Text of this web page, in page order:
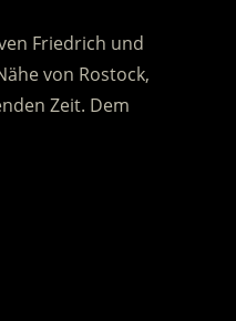
Friedrich und
von Rostock,
Zeit. Dem